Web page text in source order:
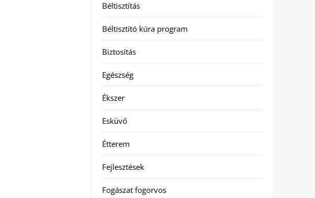
Béltisztítás
Béltisztító kúra program
Biztosítás
Egészség
Ékszer
Esküvő
Étterem
Fejlesztések
Fogászat fogorvos